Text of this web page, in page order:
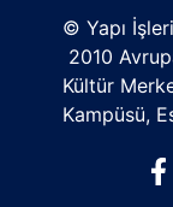
© Yapı
2010
Kültür
Kampüsü,